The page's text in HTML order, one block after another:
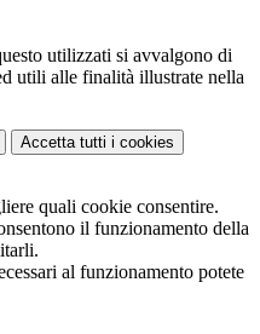
utilizzati si avvalgono di
utili alle finalità illustrate nella
Accetta tutti i cookies
quali cookie consentire.
il funzionamento della
al funzionamento potete